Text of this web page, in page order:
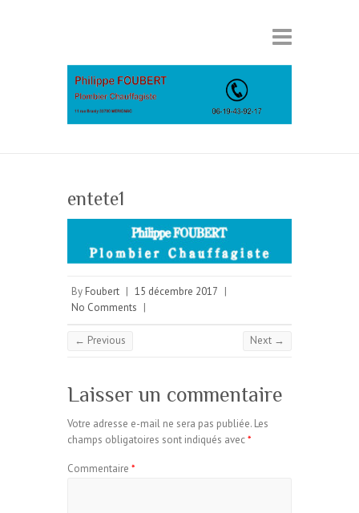
entete1
By Foubert | 15 décembre 2017 |
No Comments |
← Previous Next →
Laisser un commentaire
Votre adresse e-mail ne sera pas publiée. Les
champs obligatoires sont indiqués avec*
Commentaire *